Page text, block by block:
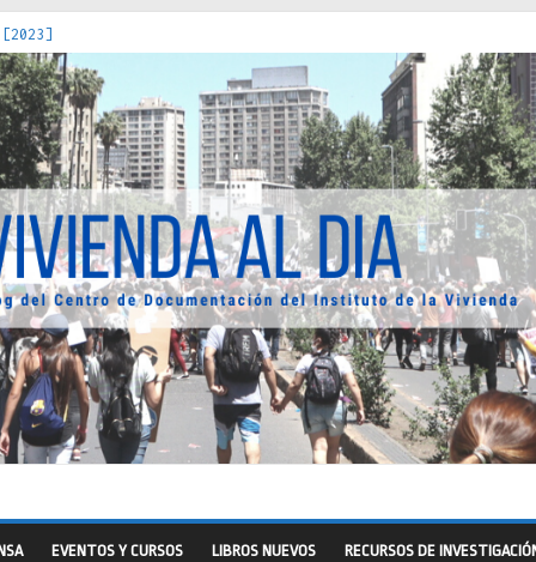
Estados : políticas, prácticas y representaciones [2022]
hacia una teoría crítica de las fronteras latinoamericanas
[2019]
Obrero en Santiago : un patrimonio emblemático [2014]
EVENTOS Y CURSOS LIBROS NUEVOS RECURSOS DE